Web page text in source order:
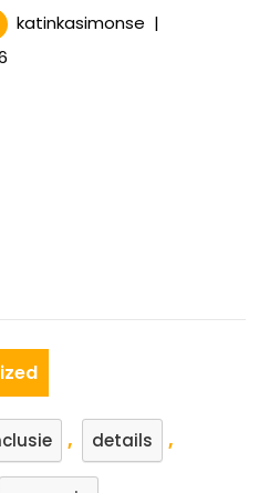
katinkasimonse De|
, details ,